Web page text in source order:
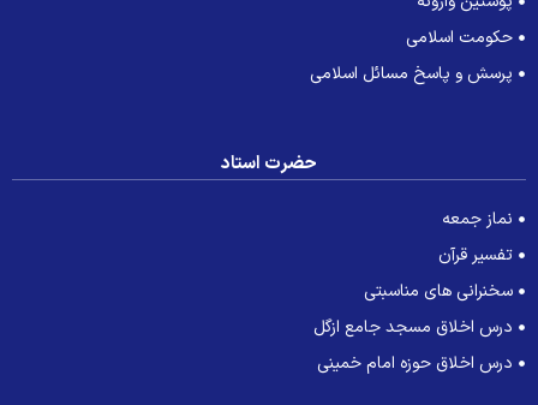
حکومت اسلامی
پرسش و پاسخ مسائل اسلامی
حضرت استاد
نماز جمعه
تفسیر قرآن
سخنرانی های مناسبتی
درس اخلاق مسجد جامع ازگل
درس اخلاق حوزه امام خمینی